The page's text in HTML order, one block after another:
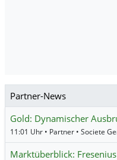
Partner-News
Gold: Dynamischer
11:01 Uhr • Partner • Societe
Marktüberblick: